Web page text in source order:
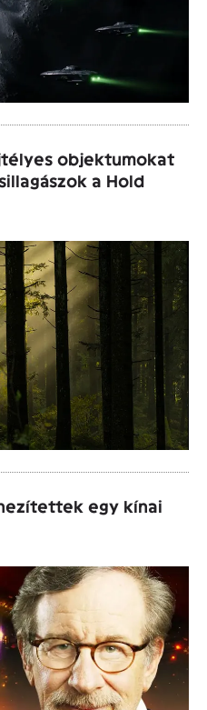
objektumokat
a Hold
egy kínai